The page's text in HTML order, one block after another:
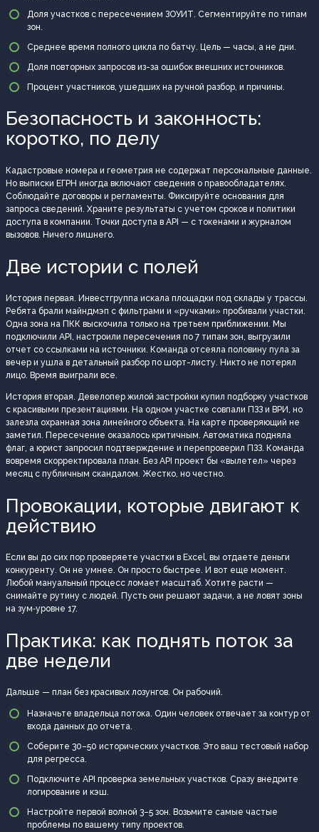
Доля участков с пересечением ЗОУИТ. Сегментируйте по типам
зон.
Среднее время полного цикла по батчу. Цель — часы, а не дни.
Доля повторных запросов из-за ошибок внешних источников.
Процент участников, ушедших на ручной разбор, и причины.
Безопасность и законность:
коротко, по делу
Кадастровые номера и геометрия не содержат персональные данные.
Но выписки ЕГРН иногда включают сведения о правообладателях.
Соблюдайте договоры и регламенты. Фиксируйте основания для
запроса сведений. Храните результаты с учетом сроков и политики
доступа в компании. Точки доступа в API — с токенами и журналом
вызовов. Ничего лишнего.
Две истории с полей
История первая. Инвестгруппа искала площадки под склады у трассы.
Ребята брали майндмэп с фильтрами и «ручками» пробивали участки.
Одна зона на ПКК выскочила только на третьем приближении. Мы
подключили API, настроили пересечения по 7 типам зон, выгрузили
отчет со ссылками на источники. Команда отсеяла половину пула за
вечер и ушла в детальный разбор по шорт-листу. Никто не потерял
лицо. Время выиграли все.
История вторая. Девелопер жилой застройки купил подборку участков
с красивыми презентациями. На одном участке совпали ПЗЗ и ВРИ, но
залезла охранная зона линейного объекта. На карте проверяющий не
заметил. Пересечение оказалось критичным. Автоматика подняла
флаг, а юрист запросил подтверждение и перепроверил ПЗЗ. Команда
вовремя скорректировала план. Без API проект бы «вылетел» через
месяц с публичным скандалом. Жестко, но честно.
Провокации, которые двигают к
действию
Если вы до сих пор проверяете участки в Excel, вы отдаете деньги
конкуренту. Он не умнее. Он просто быстрее. И вот еще момент.
Любой мануальный процесс ломает масштаб. Хотите расти —
снимайте рутину с людей. Пусть они решают задачи, а не ловят зоны
на зум‑уровне 17.
Практика: как поднять поток за
две недели
Дальше — план без красивых лозунгов. Он рабочий.
Назначьте владельца потока. Один человек отвечает за контур от
входа данных до отчета.
Соберите 30–50 исторических участков. Это ваш тестовый набор
для регресса.
Подключите API проверка земельных участков. Сразу внедрите
логирование и кэш.
Настройте первой волной 3–5 зон. Возьмите самые частые
проблемы по вашему типу проектов.